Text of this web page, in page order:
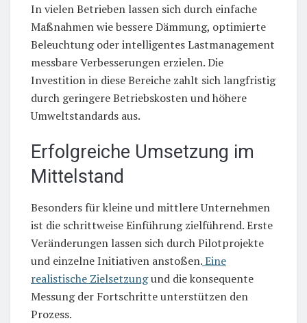
In vielen Betrieben lassen sich durch einfache
Maßnahmen wie bessere Dämmung, optimierte
Beleuchtung oder intelligentes Lastmanagement
messbare Verbesserungen erzielen. Die
Investition in diese Bereiche zahlt sich langfristig
durch geringere Betriebskosten und höhere
Umweltstandards aus.
Erfolgreiche Umsetzung im
Mittelstand
Besonders für kleine und mittlere Unternehmen
ist die schrittweise Einführung zielführend. Erste
Veränderungen lassen sich durch Pilotprojekte
und einzelne Initiativen anstoßen.Eine
realistische Zielsetzungund die konsequente
Messung der Fortschritte unterstützen den
Prozess.